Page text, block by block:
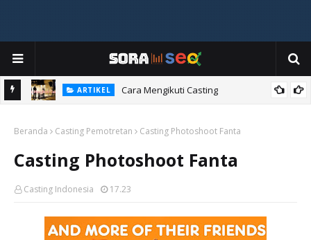
ARTIKEL Cara Mengikuti Casting
Beranda Casting Pemotretan Casting Photoshoot Fanta
Casting Photoshoot Fanta
Casting Indonesia 17.23